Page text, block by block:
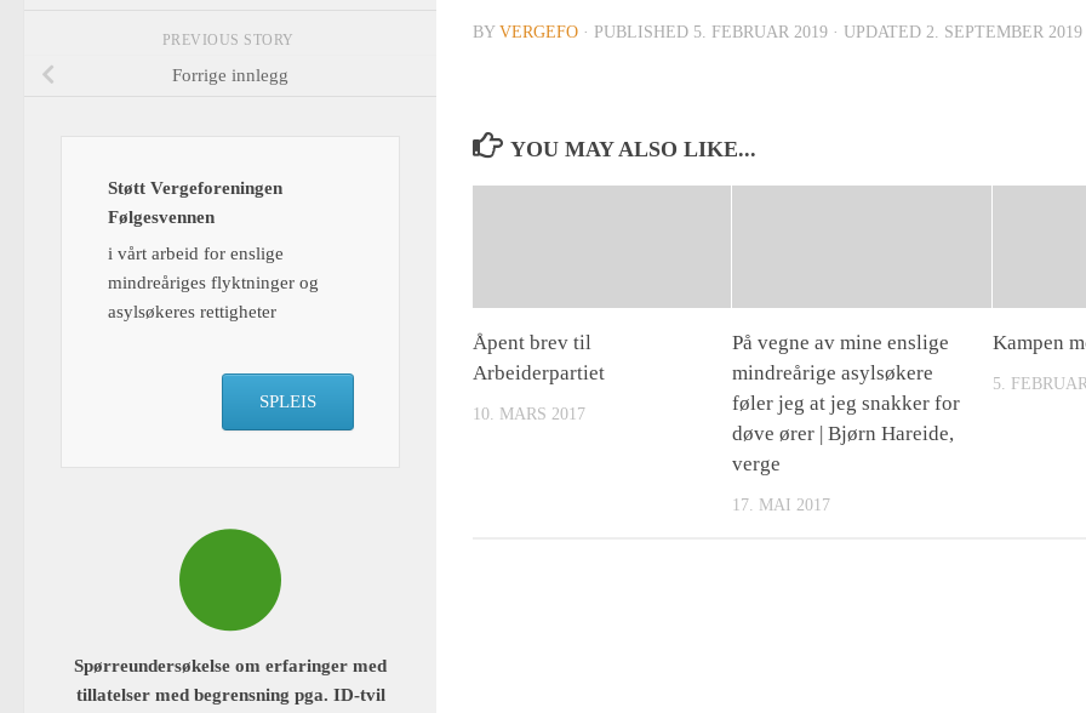
BY VERGEFO · PUBLISHED 5. FEBRUAR 2019 · UPDATED 2. SEPTEMBER 2019
YOU MAY ALSO LIKE...
Åpent brev til
Arbeiderpartiet
10. MARS 2017
På vegne av mine enslige
mindreårige asylsøkere
føler jeg at jeg snakker for
døve ører | Bjørn Hareide,
verge
17. MAI 2017
Kampen
5.
PREVIOUS STORY
Forrige innlegg
Støtt Vergeforeningen
Følgesvennen
i vårt arbeid for enslige
mindreåriges flyktninger og
asylsøkeres rettigheter
SPLEIS
Spørreundersøkelse om erfaringer med
tillatelser med begrensning pga. ID-tvil